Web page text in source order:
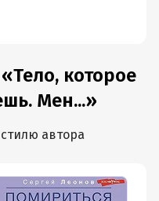
которое
Мен...»
автора